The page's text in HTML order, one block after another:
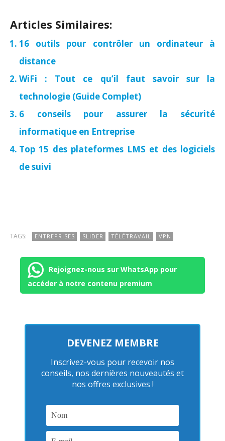
Articles Similaires:
16 outils pour contrôler un ordinateur à
distance
WiFi : Tout ce qu’il faut savoir sur la
technologie (Guide Complet)
6 conseils pour assurer la sécurité
informatique en Entreprise
Top 15 des plateformes LMS et des logiciels
de suivi
TAGS: ENTREPRISES SLIDER TÉLÉTRAVAIL VPN
Rejoignez-nous sur WhatsApp pour
accéder à notre contenu premium
DEVENEZ MEMBRE
Inscrivez-vous pour recevoir nos
conseils, nos dernières nouveautés et
nos offres exclusives !